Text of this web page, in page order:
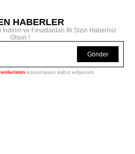
HABERLER
İndirim ve Fırsatlardan İlk Sizin Haberiniz
Olsun !
Gönder
korunmasını kabul ediyorum.